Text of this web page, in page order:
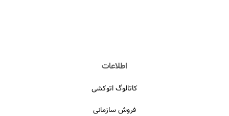
اطلاعات
کاتالوگ اتوکشی
فروش سازمانی